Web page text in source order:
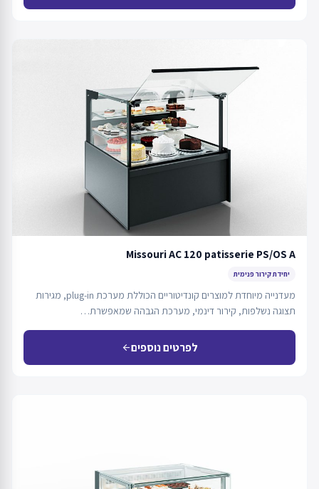
Missouri AC 120 patisserie PS/OS A
יחידת קירור פנימית
מעדנייה מיוחדת למוצרים קונדיטוריים הכוללת מערכת plug-in, מגירות
תצוגה נשלפות, קירור דינמי, מערכת הגבהה שמאפשרת…
לפרטים נוספיםarrow_back